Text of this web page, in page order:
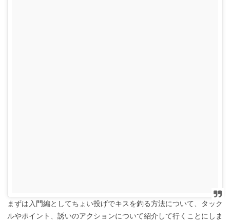
まずは入門編としてちょい投げでキスを釣る方法について、タック
ルやポイント、誘いのアクションについて紹介して行くことにしま